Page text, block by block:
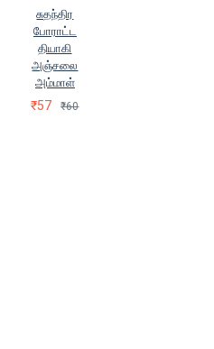
சுதந்திர
போராட்ட
தியாகி
அஞ்சலை
அம்மாள்
₹57 ₹60